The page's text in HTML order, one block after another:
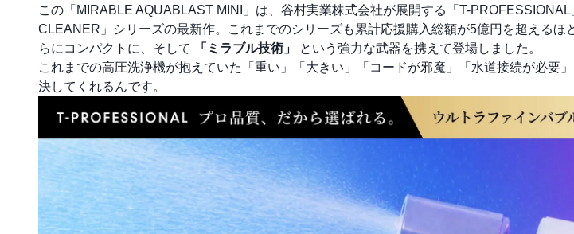
この「MIRABLE AQUABLAST MINI」は、谷村実業株式会社が展開する「T-
CLEANER」シリーズの最新作。これまでのシリーズも累計応援購入総額が5億円を超えるほ
らにコンパクトに、そして
「ミラブル技術」
という強力な武器を携えて登場しました。
これまでの高圧洗浄機が抱えていた「重い」「大きい」「コードが邪魔」「水道接続が必要
決してくれるんです。